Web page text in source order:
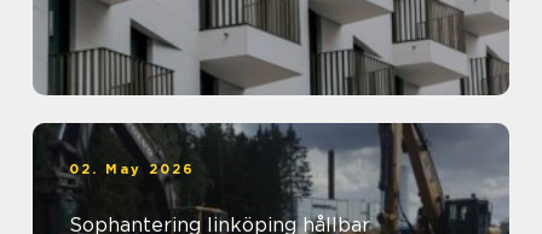
02. May 2026
Sophantering linköping hållbar